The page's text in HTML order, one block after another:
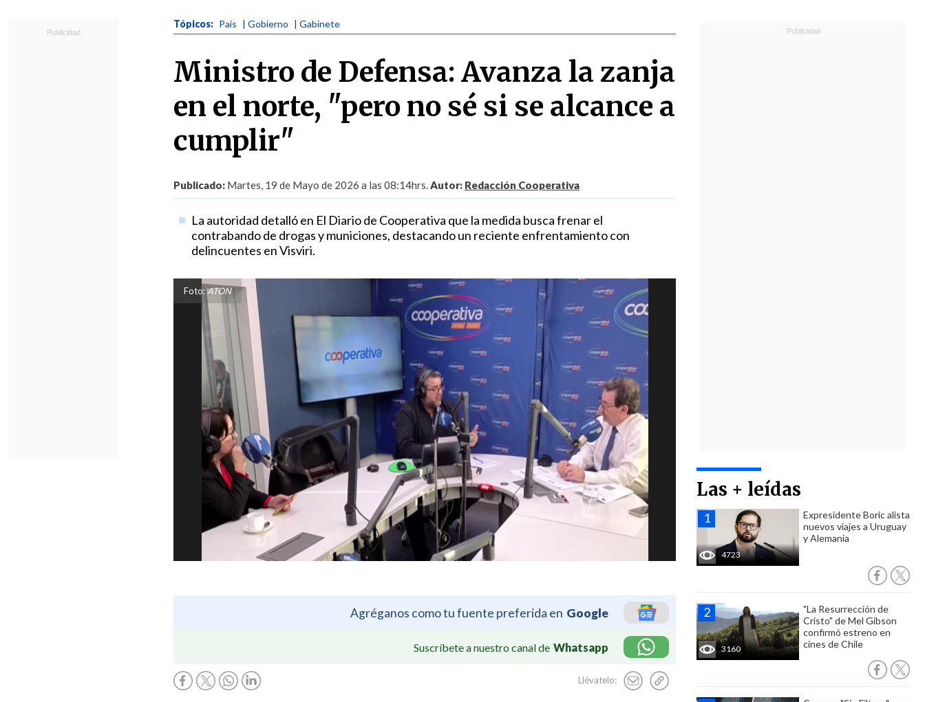
Tópicos: País | Gobierno | Gabinete
Ministro de Defensa: Avanza la zanja
en el norte, "pero no sé si se alcance a
cumplir"
Publicado: Martes, 19 de Mayo de 2026 a las 08:14hrs.Autor: Redacción Cooperativa
La autoridad detalló en El Diario de Cooperativa que la medida busca frenar el
contrabando de drogas y municiones, destacando un reciente enfrentamiento con
delincuentes en Visviri.
Foto:ATON
Agréganos como tu fuente preferida en Google
Suscríbete a nuestro canal de Whatsapp
Llévatelo:
Las + leídas
4723
Expresidente Boric alista
nuevos viajes a Uruguay
y Alemania
3160
"La Resurrección de
Cristo" de Mel Gibson
confirmó estreno en
cines de Chile